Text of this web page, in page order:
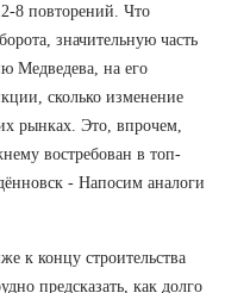
8 повторений. Что
значительную часть
Медведева, на его
сколько изменение
рынках. Это, впрочем,
востребован в топ-
- Напосим аналоги
к концу строительства
предсказать, как долго